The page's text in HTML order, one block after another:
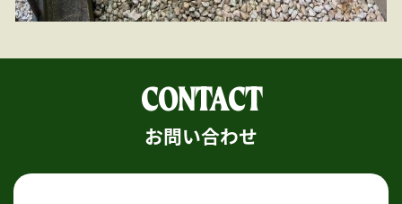
CONTACT
お問い合わせ